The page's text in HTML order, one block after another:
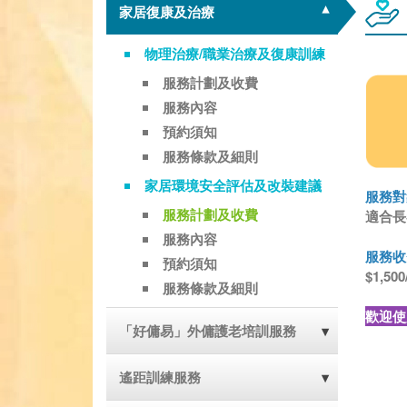
家居復康及治療
物理治療/職業治療及復康訓練
服務計劃及收費
服務內容
預約須知
服務條款及細則
家居環境安全評估及改裝建議
服務計劃及收費
服務內容
預約須知
服務條款及細則
「好傭易」外傭護老培訓服務
遙距訓練服務
服務
適合
服務
歡迎